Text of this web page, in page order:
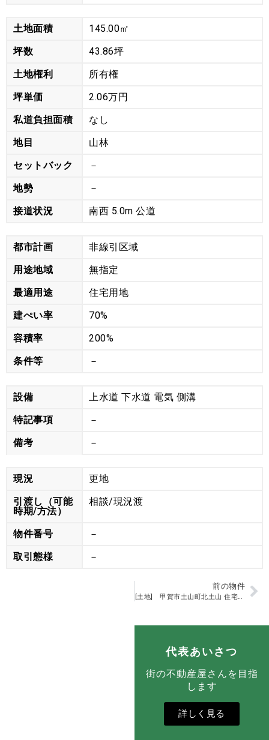
土地面積
145.00㎡
坪数
43.86坪
土地権利
所有権
坪単価
2.06万円
私道負担面積
なし
地目
山林
セットバック
－
地勢
－
接道状況
南西 5.0m 公道
都市計画
非線引区域
用途地域
無指定
最適用途
住宅用地
建ぺい率
70%
容積率
200%
条件等
－
設備
上水道 下水道 電気 側溝
特記事項
－
備考
－
現況
更地
引渡し（可能
時期/方法）
相談/現況渡
物件番号
－
取引態様
－
前の物件
代表あいさつ
街の不動産屋さんを目指
します
詳しく見る